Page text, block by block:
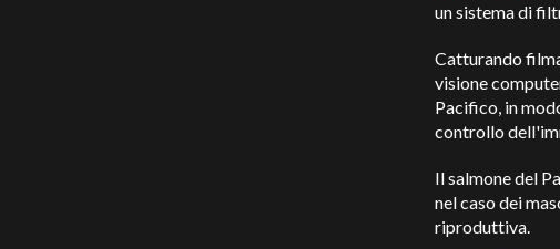
un sistema di
Catturando
visione
Pacifico, in
controllo
Il salmone del
nel caso dei
riproduttiva.